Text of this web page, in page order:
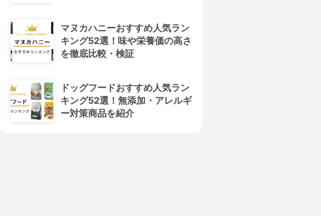
アイグロウ ジェム スキンシャ
ドウ
3.97(72)
¥2,970
デザイニング カラー アイズ
マヌカハニーおすすめ人気ラン
キング52選！味や栄養価の高さ
を徹底比較・検証
ドッグフードおすすめ人気ラン
キング52選！無添加・アレルギ
ー対策商品を紹介